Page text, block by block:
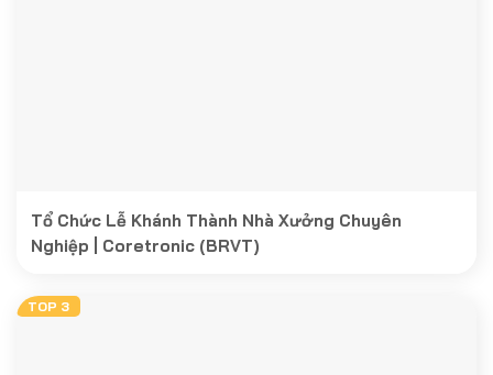
Tổ Chức Lễ Khánh Thành Nhà Xưởng Chuyên
Nghiệp | Coretronic (BRVT)